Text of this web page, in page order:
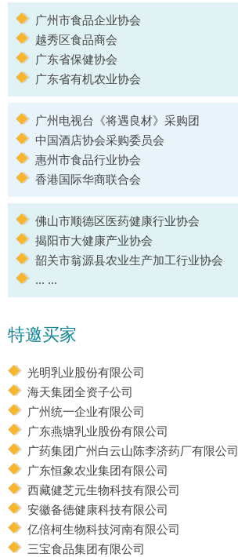
广州市食品企业协会
越秀区食品商会
广东省保健协会
广东省有机农业协会
广州电视台《将遇良材》采购团
中国酒店协会采购委员会
惠州市食品行业协会
香港国际华商联合会
佛山市顺德区医药健康行业协会
揭阳市大健康产业协会
韶关市翁源县农业生产加工行业协会
... ...
特邀买家
光明乳业股份有限公司
海天集团全资子公司
广州统一企业有限公司
广东燕塘乳业股份有限公司
广药集团广州白云山陈李济药厂有限公司
广东恒象农业集团有限公司
西藏健芝元生物科技有限公司
安徽备德健康科技有限公司
亿倍柯生物科技河南有限公司
三宝食品集团有限公司